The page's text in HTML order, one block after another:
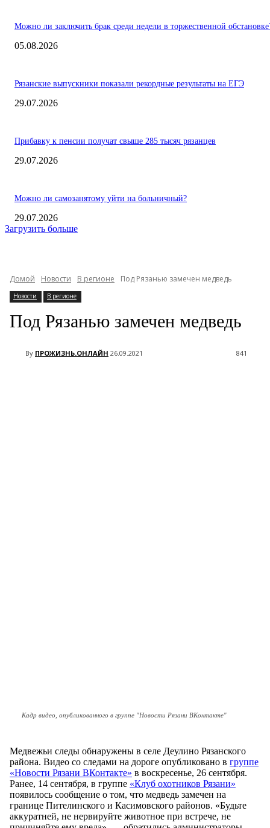
Можно ли заключить брак среди недели в торжественной
05.08.2026
Рязанские выпускники показали рекордные результаты на ЕГЭ
29.07.2026
Прибавку к пенсии получат свыше 285 тысяч рязанцев
29.07.2026
Можно ли самозанятому уйти на больничный?
29.07.2026
Загрузить больше